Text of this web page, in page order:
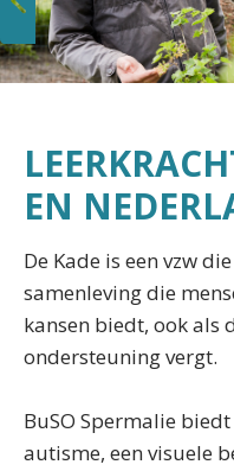
EN
De Kade is een vzw
samenleving die
kansen biedt, ook als
ondersteuning vergt.
BuSO Spermalie
autisme, een visuele